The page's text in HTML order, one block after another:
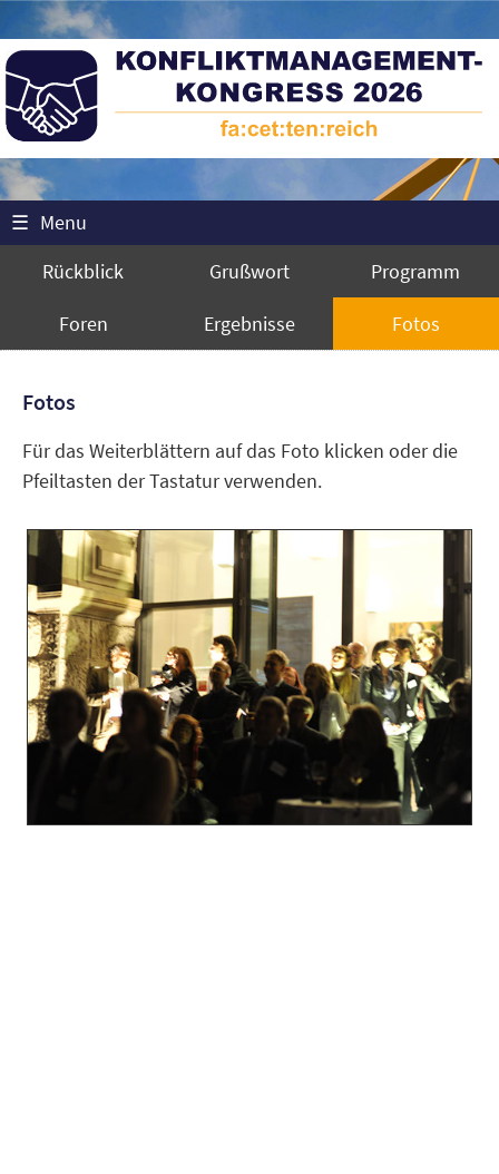
☰ Menu
Rückblick
Grußwort Programm
Foren Ergebnisse Fotos
Fotos
Für das Weiterblättern auf das Foto klicken oder die
Pfeiltasten der Tastatur verwenden.